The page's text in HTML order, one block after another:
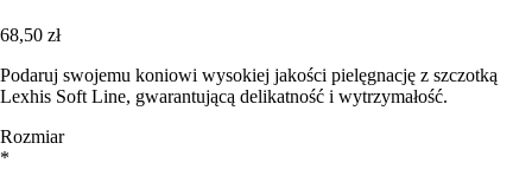
68,50 zł
Podaruj swojemu koniowi wysokiej jakości pielęgnację z szczotką
Lexhis Soft Line, gwarantującą delikatność i wytrzymałość.
Rozmiar
*